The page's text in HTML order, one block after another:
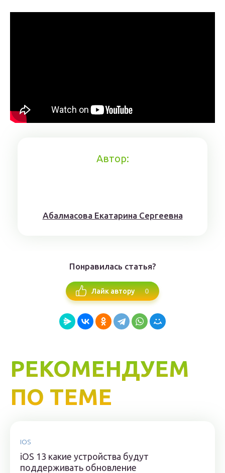
Автор:
Aбaлмaсoвa Eкaтaринa Ceргeeвнa
Понравилась статья?
Лайк автору 0
РЕКОМЕНДУЕМ
ПО ТЕМЕ
IOS
iOS 13 какие устройства будут
поддерживать обновление